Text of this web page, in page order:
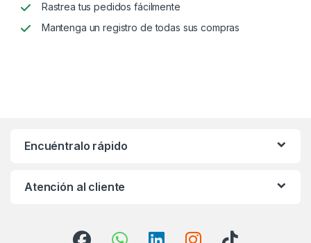
Rastrea tus pedidos fácilmente
Mantenga un registro de todas sus compras
Encuéntralo rápido
Atención al cliente